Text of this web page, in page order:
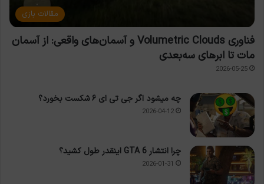
مقالات بازی
فناوری Volumetric Clouds و آسمان‌های واقعی: از آسمان
مات تا ابرهای سه‌بعدی
2026-05-25
چه میشود اگر جی تی ای ۶ شکست بخورد؟
2026-04-12
چرا انتشار GTA 6 اینقدر طول کشید؟
2026-01-31